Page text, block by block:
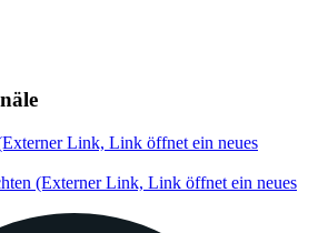
Link, Link öffnet ein neues
(Externer Link, Link öffnet ein neues